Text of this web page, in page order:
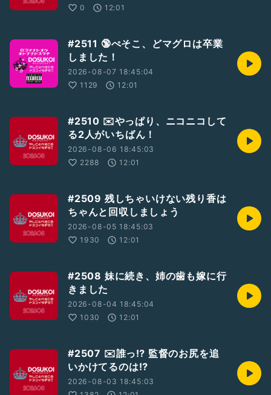
☆26/4/29収録
#2人組 #LGBTQ+ #GayTalker
#収録配信型トーカー
#パーキング収録
#テーマトークドスラヂ
#ドスラヂ2604
0
12:01
#2511 🔞ぺそこ、どマグロは卒業
しました！
2026-08-07 18:45:04
1129
12:01
#2510 ✉️やっぱり、ニコニコして
る2人がいちばん！
2026-08-06 18:45:03
2288
12:01
#2509 残しちゃいけない残り香は
ちゃんと回収しましょう
2026-08-05 18:45:03
1930
12:01
#2508 妹に続き、姉の歯も嫁に行
きました
2026-08-04 18:45:04
1030
12:01
#2507 ✉️誰っ⁉︎ 監督のお尻を追
いかけてるのは⁉︎
2026-08-03 18:45:03